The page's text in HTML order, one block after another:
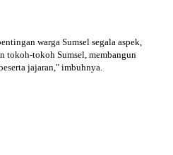
warga Sumsel segala aspek,
tokoh-tokoh Sumsel, membangun
jajaran," imbuhnya.